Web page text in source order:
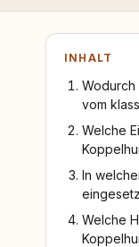
INHALT
Wodurch
vom
Welche
In
Welche